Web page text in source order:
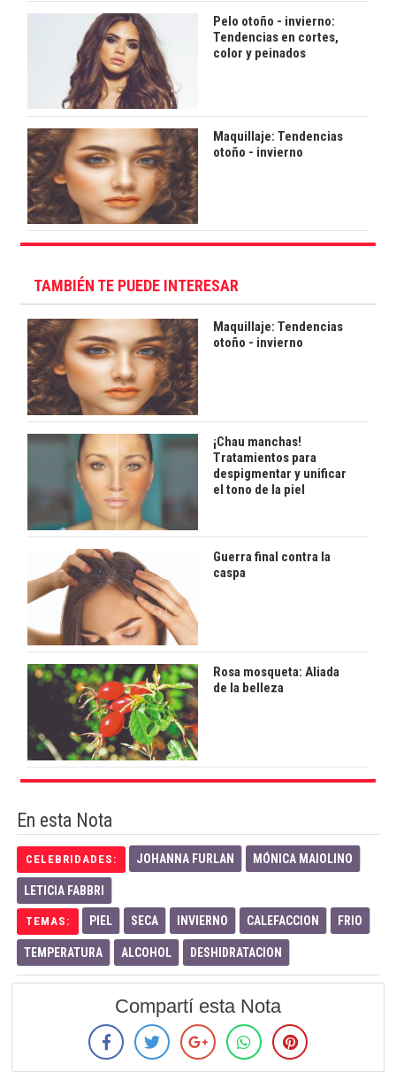
Pelo otoño - invierno:
Tendencias en cortes,
color y peinados
Maquillaje: Tendencias
otoño - invierno
TAMBIÉN TE PUEDE INTERESAR
Maquillaje: Tendencias
otoño - invierno
¡Chau manchas!
Tratamientos para
despigmentar y unificar
el tono de la piel
Guerra final contra la
caspa
Rosa mosqueta: Aliada
de la belleza
En esta Nota
CELEBRIDADES: JOHANNA FURLAN MÓNICA MAIOLINO
LETICIA FABBRI
TEMAS: PIEL SECA INVIERNO CALEFACCION FRIO
TEMPERATURA ALCOHOL DESHIDRATACION
Compartí esta Nota